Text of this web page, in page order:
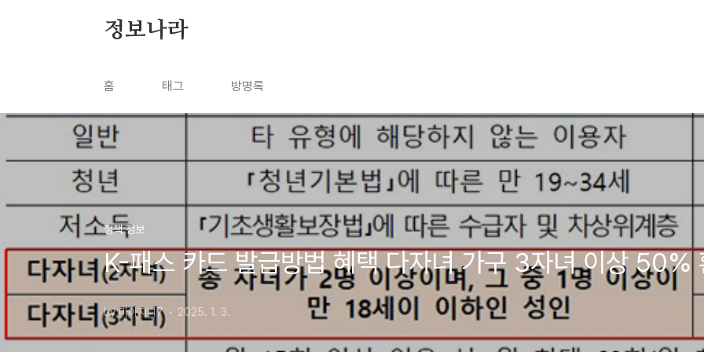
정보나라
홈 태그 방명록
정책 정보
K-패스 카드 발급방법 혜택 다자녀 가구 3자녀 이상 50%
by 마이지니7 2025. 1. 3.